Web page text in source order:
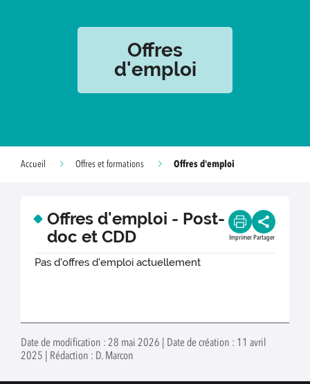
Offres
d'emploi
Accueil Offres et formations Offres d'emploi
Offres d'emploi - Post-
doc et CDD
Imprimer Partager
Pas d'offres d'emploi actuellement
Date de modification : 28 mai 2026 | Date de création : 11 avril
2025 | Rédaction : D. Marcon